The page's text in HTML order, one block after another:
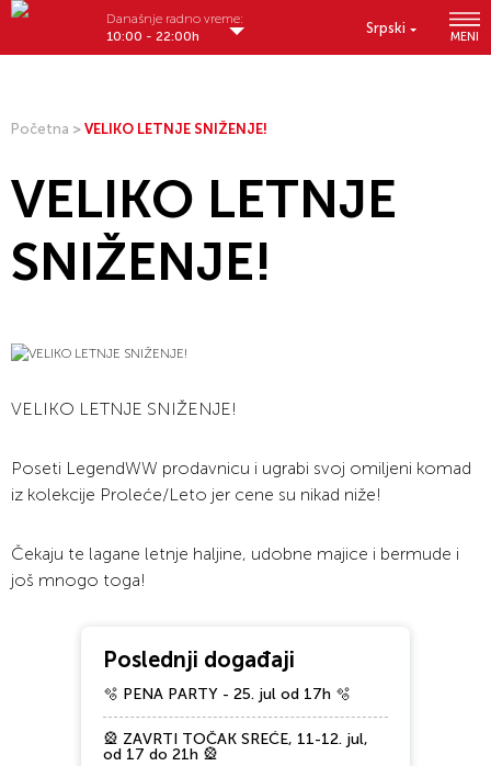
Srpski
MENI
Današnje radno vreme:
10:00 - 22:00h
Početna > VELIKO LETNJE SNIŽENJE!
VELIKO LETNJE
SNIŽENJE!
VELIKO LETNJE SNIŽENJE!
Poseti LegendWW prodavnicu i ugrabi svoj omiljeni komad
iz kolekcije Proleće/Leto jer cene su nikad niže!
Čekaju te lagane letnje haljine, udobne majice i bermude i
još mnogo toga!
Poslednji događaji
🫧 PENA PARTY - 25. jul od 17h 🫧
🎡 ZAVRTI TOČAK SREĆE, 11-12. jul,
od 17 do 21h 🎡